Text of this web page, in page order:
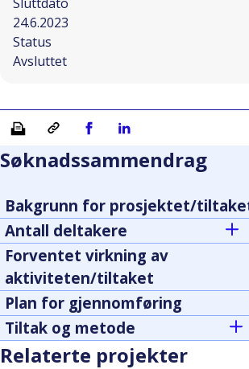
24.6.2023
Status
Avsluttet
Skriv ut Kopiera länkDel på Facebook
Del på Linkedin
Søknadssammendrag
Bakgrunn for prosjektet/
Antall deltakere
Forventet virkning av
aktiviteten/tiltaket
Plan for gjennomføring
Tiltak og metode
Relaterte projekter